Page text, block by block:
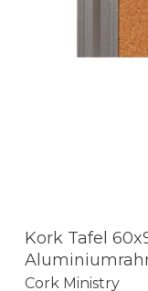
Kork Tafel
Cork Ministry